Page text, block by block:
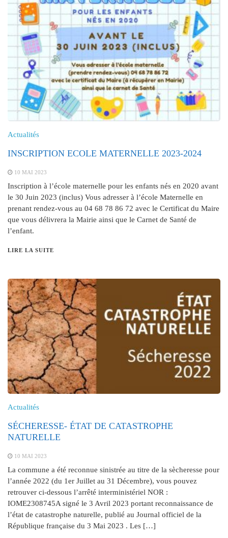
Actualités
INSCRIPTION ECOLE MATERNELLE 2023-2024
10 MAI 2023
Inscription à l’école maternelle pour les enfants nés en 2020 avant
le 30 Juin 2023 (inclus) Vous adresser à l’école Maternelle en
prenant rendez-vous au 04 68 78 86 72 avec le Certificat du Maire
que vous délivrera la Mairie ainsi que le Carnet de Santé de
l’enfant.
LIRE LA SUITE
Actualités
SÉCHERESSE- ÉTAT DE CATASTROPHE
NATURELLE
10 MAI 2023
La commune a été reconnue sinistrée au titre de la sècheresse pour
l’année 2022 (du 1er Juillet au 31 Décembre), vous pouvez
retrouver ci-dessous l’arrêté interministériel NOR :
IOME2308745A signé le 3 Avril 2023 portant reconnaissance de
l’état de catastrophe naturelle, publié au Journal officiel de la
République française du 3 Mai 2023 . Les […]